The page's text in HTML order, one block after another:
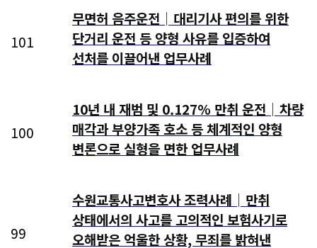
101
무면허 음주운전│대리기사 편의를 위한
단거리 운전 등 양형 사유를 입증하여
선처를 이끌어낸 업무사례
100
10년 내 재범 및 0.127% 만취 운전│차량
매각과 부양가족 호소 등 체계적인 양형
변론으로 실형을 면한 업무사례
99
수원교통사고변호사 조력사례│만취
상태에서의 사고를 고의적인 보험사기로
오해받은 억울한 상황, 무죄를 밝혀낸